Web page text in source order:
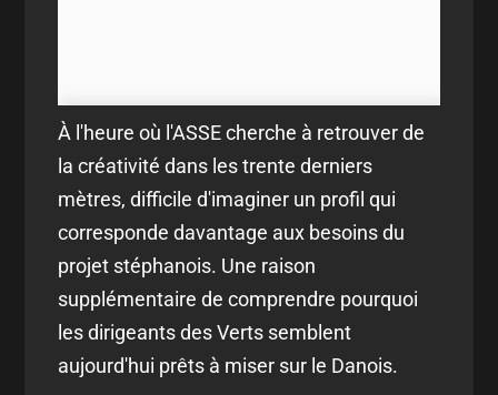
À l'heure où l'ASSE cherche à retrouver de
la créativité dans les trente derniers
mètres, difficile d'imaginer un profil qui
corresponde davantage aux besoins du
projet stéphanois. Une raison
supplémentaire de comprendre pourquoi
les dirigeants des Verts semblent
aujourd'hui prêts à miser sur le Danois.